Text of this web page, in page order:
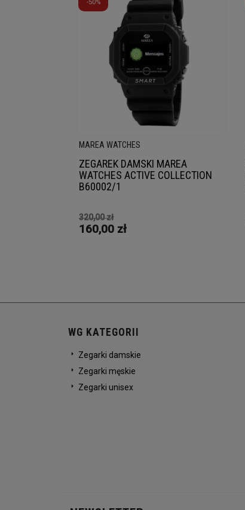
-50%
MAREA WATCHES
ZEGAREK DAMSKI MAREA
WATCHES ACTIVE COLLECTION
B60002/1
320,00 zł
160,00 zł
WG KATEGORII
Zegarki damskie
Zegarki męskie
Zegarki unisex